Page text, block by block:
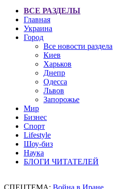
ВСЕ РАЗДЕЛЫ
Главная
Украина
Город
Все новости раздела
Киев
Харьков
Днепр
Одесса
Львов
Запорожье
Мир
Бизнес
Спорт
Lifestyle
Шоу-биз
Наука
БЛОГИ ЧИТАТЕЛЕЙ
СПЕЦТЕМА: Война в Иране